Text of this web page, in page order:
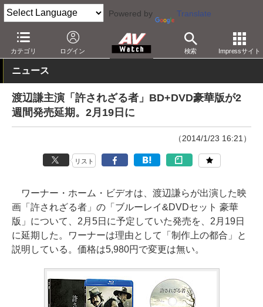
Powered by Translate
カテゴリ ログイン 検索 Impressサイト
AV Watch コンテンツ・サービス BD/DVD
ニュース
渡辺謙主演「許されざる者」BD+DVD豪華版が2
週間発売延期。2月19日に
（2014/1/23 16:21）
リスト
ワーナー・ホーム・ビデオは、渡辺謙らが出演した映
画「許されざる者」の「ブルーレイ&DVDセット 豪華
版」について、2月5日に予定していた発売を、2月19日
に延期した。ワーナーは理由として「制作上の都合」と
説明している。価格は5,980円で変更は無い。